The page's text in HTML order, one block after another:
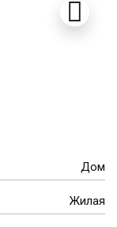
Дом
Жилая